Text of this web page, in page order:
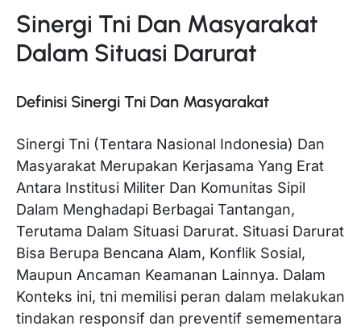
Sinergi Tni Dan Masyarakat
Dalam Situasi Darurat
Definisi Sinergi Tni Dan Masyarakat
Sinergi Tni (Tentara Nasional Indonesia) Dan
Masyarakat Merupakan Kerjasama Yang Erat
Antara Institusi Militer Dan Komunitas Sipil
Dalam Menghadapi Berbagai Tantangan,
Terutama Dalam Situasi Darurat. Situasi Darurat
Bisa Berupa Bencana Alam, Konflik Sosial,
Maupun Ancaman Keamanan Lainnya. Dalam
Konteks ini, tni memilisi peran dalam melakukan
tindakan responsif dan preventif semementara